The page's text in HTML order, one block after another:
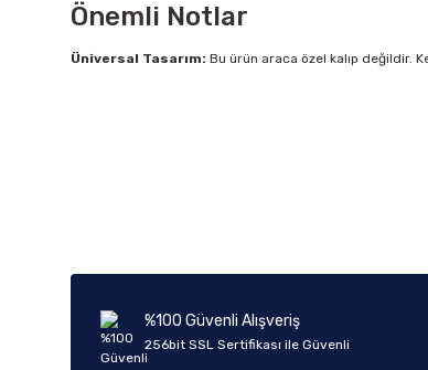
Önemli Notlar
Üniversal Tasarım: Bu ürün araca özel kalıp değildir.
Ürün fiyatı diğer sitelerden daha pahalı.
Bu ürüne benzer farklı alternatifler olmalı.
%100 Güvenli Alışveriş
256bit SSL Sertifikası ile Güvenli